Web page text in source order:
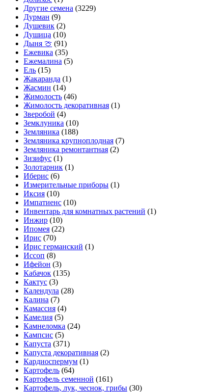
Другие семена (3229)
Дурман (9)
Душевик (2)
Душица (10)
Дыня 🍈 (91)
Ежевика (35)
Ежемалина (5)
Ель (15)
Жакаранда (1)
Жасмин (14)
Жимолость (46)
Жимолость декоративная (1)
Зверобой (4)
Земклуника (10)
Земляника (188)
Земляника крупноплодная (7)
Земляника ремонтантная (2)
Зизифус (1)
Золотарник (1)
Иберис (6)
Измерительные приборы (1)
Иксия (10)
Импатиенс (10)
Инвентарь для комнатных растений (1)
Инжир (10)
Ипомея (22)
Ирис (70)
Ирис германский (1)
Иссоп (8)
Ифейон (3)
Кабачок (135)
Кактус (3)
Календула (28)
Калина (7)
Камассия (4)
Камелия (5)
Камнеломка (24)
Кампсис (5)
Капуста (371)
Капуста декоративная (2)
Кардиоспермум (1)
Картофель (64)
Картофель семенной (161)
Картофель, лук, чеснок, грибы (30)